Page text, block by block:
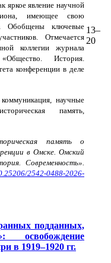
яркое явление научной
имеющее свою
Обобщены ключевые
Отмечается
коллегии журнала
История.
конференции в деле
научные
память,
память о
в Омске. Омский
Современность».
2542-0488-2026-
13–
20
подданных,
в 1919–1920 гг.